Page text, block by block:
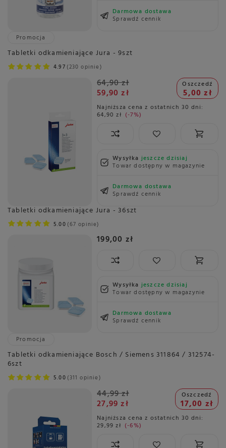
Darmowa dostawa
Sprawdź cennik
Promocja
Tabletki odkamieniające Jura - 9szt
4.97 230 opinie
64,90 zł
59,90 zł
Oszczedź
5,00 zł
Najniższa cena z ostatnich 30 dni:
64,90 zł -7%
Wysyłkajeszcze dzisiaj
Towar dostępny w magazynie
Darmowa dostawa
Sprawdź cennik
Tabletki odkamieniające Jura - 36szt
5.00 67 opinie
199,00 zł
Wysyłkajeszcze dzisiaj
Towar dostępny w magazynie
Darmowa dostawa
Sprawdź cennik
Promocja
Tabletki odkamieniające Bosch / Siemens 311864 / 312574-
6szt
5.00 311 opinie
44,99 zł
27,99 zł
Oszczedź
17,00 zł
Najniższa cena z ostatnich 30 dni:
29,99 zł -6%